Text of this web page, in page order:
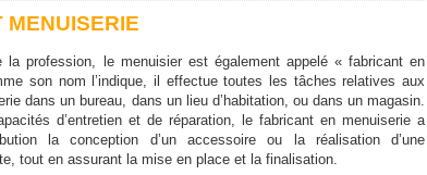
MENUISERIE
la profession, le menuisier est également appelé « fabricant en
son nom l’indique, il effectue toutes les tâches relatives aux
dans un bureau, dans un lieu d’habitation, ou dans un magasin.
d’entretien et de réparation, le fabricant en menuiserie a
la conception d’un accessoire ou la réalisation d’une
tout en assurant la mise en place et la finalisation.